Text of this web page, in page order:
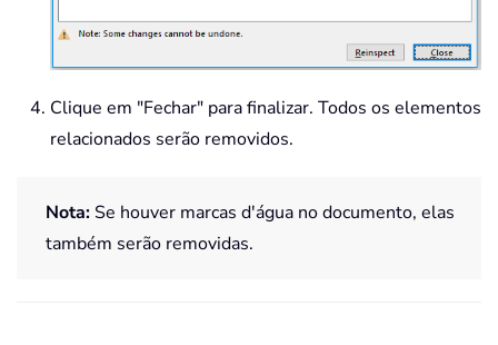
Clique em "Fechar" para finalizar. Todos os elementos
relacionados serão removidos.
Nota: Se houver marcas d'água no documento, elas
também serão removidas.